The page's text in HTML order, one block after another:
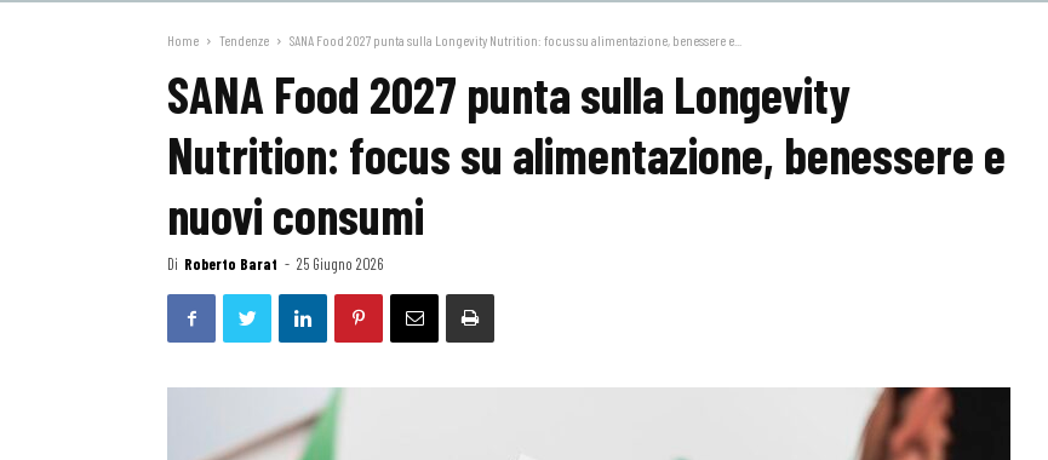
Home Tendenze SANA Food 2027 punta sulla Longevity Nutrition: focus su alimentazione, benessere e...
SANA Food 2027 punta sulla Longevity
Nutrition: focus su alimentazione, benessere e
nuovi consumi
Di Roberto Barat - 25 Giugno 2026